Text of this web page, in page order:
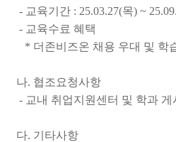
- 교육기간 : 25.03.27(목) ~
- 교육수료 혜택
* 더존비즈온 채용 우대 및 학
나. 협조요청사항
- 교내 취업지원센터 및 학과
다. 기타사항